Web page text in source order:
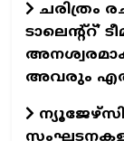
ചരിത്രം
അവരും